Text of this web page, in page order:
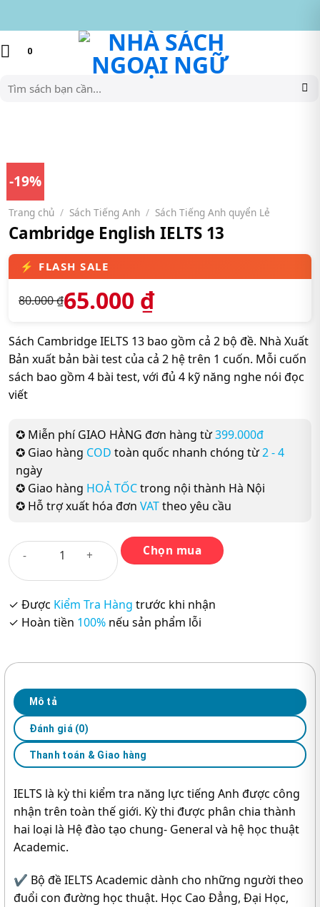
content
0
Tìm
kiếm:
-19%
Trang chủ / Sách Tiếng Anh / Sách Tiếng Anh quyển Lẻ
Cambridge English IELTS 13
80.000₫65.000 ₫
Sách Cambridge IELTS 13 bao gồm cả 2 bộ đề. Nhà Xuất
Bản xuất bản bài test của cả 2 hệ trên 1 cuốn. Mỗi cuốn
sách bao gồm 4 bài test, với đủ 4 kỹ năng nghe nói đọc
viết
✪ Miễn phí GIAO HÀNG đơn hàng từ399.000đ
✪ Giao hàng COD toàn quốc nhanh chóng từ2 - 4
ngày
✪ Giao hàng HOẢ TỐCtrong nội thành Hà Nội
✪ Hỗ trợ xuất hóa đơn VATtheo yêu cầu
Cambridge
English
IELTS
13
Chọn mua
✓ Được Kiểm Tra Hàng trước khi nhận
✓ Hoàn tiền 100% nếu sản phẩm lỗi
Mô tả
Đánh giá (0)
Thanh toán & Giao hàng
IELTS là kỳ thi kiểm tra năng lực tiếng Anh được công
nhận trên toàn thế giới. Kỳ thi được phân chia thành
hai loại là Hệ đào tạo chung- General và hệ học thuật
Academic.
✔️ Bộ đề IELTS Academic dành cho những người theo
đuổi con đường học thuật. Học Cao Đẳng, Đại Học,